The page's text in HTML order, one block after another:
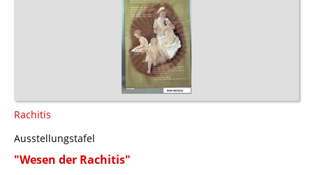
Rachitis
Ausstellungstafel
"Wesen der Rachitis"